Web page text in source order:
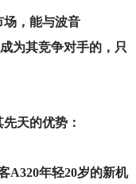
，能与波音
为其竞争对手的，只
天的优势：
A320年轻20岁的新机